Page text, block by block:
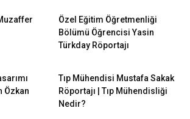
Özel Eğitim Öğretmenliği
Bölümü Öğrencisi Yasin
Türkday Röportajı
Özkan
Tıp Mühendisi Mustafa Sakak
Röportajı | Tıp Mühendisliği
Nedir?